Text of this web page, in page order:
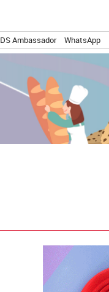
DS Ambassador WhatsApp